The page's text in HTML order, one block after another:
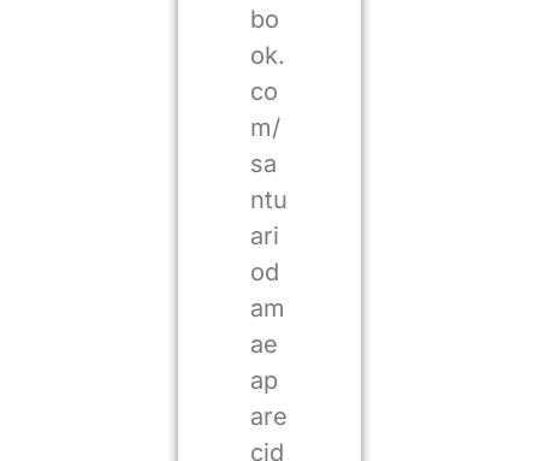
bo
ok.
co
m/
sa
ntu
ari
od
am
ae
ap
are
cid